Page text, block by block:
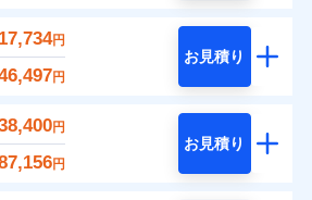
17,734円
円
お見積り
円
円
お見積り